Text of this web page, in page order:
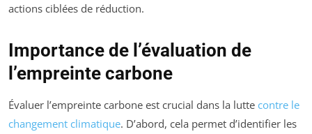
actions ciblées de réduction.
Importance de l’évaluation de
l’empreinte carbone
Évaluer l’empreinte carbone est crucial dans la lutte contre le
changement climatique. D’abord, cela permet d’identifier les